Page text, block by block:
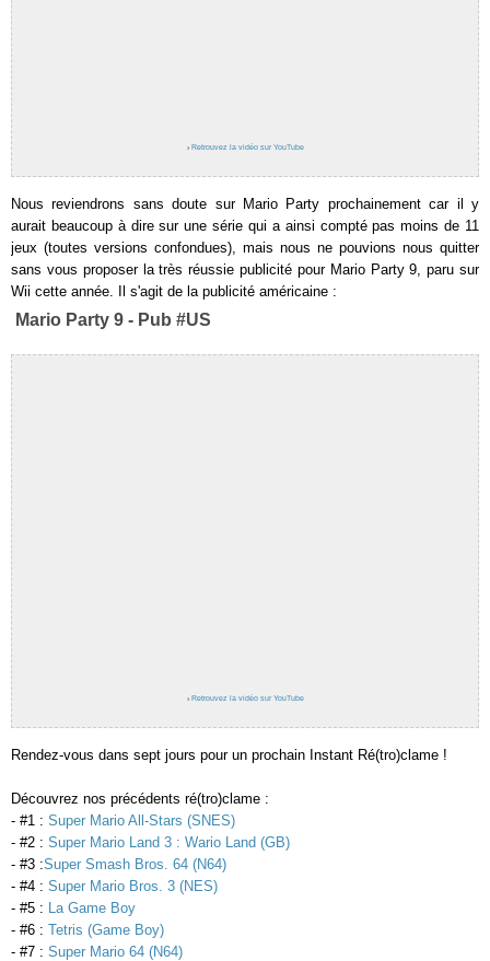
› Retrouvez la vidéo sur YouTube
Nous reviendrons sans doute sur Mario Party prochainement car il y
aurait beaucoup à dire sur une série qui a ainsi compté pas moins de 11
jeux (toutes versions confondues), mais nous ne pouvions nous quitter
sans vous proposer la très réussie publicité pour Mario Party 9, paru sur
Wii cette année. Il s'agit de la publicité américaine :
Mario Party 9 - Pub #US
› Retrouvez la vidéo sur YouTube
Rendez-vous dans sept jours pour un prochain Instant Ré(tro)clame !
Découvrez nos précédents ré(tro)clame :
- #1 : Super Mario All-Stars (SNES)
- #2 : Super Mario Land 3 : Wario Land (GB)
- #3 :Super Smash Bros. 64 (N64)
- #4 : Super Mario Bros. 3 (NES)
- #5 : La Game Boy
- #6 : Tetris (Game Boy)
- #7 : Super Mario 64 (N64)